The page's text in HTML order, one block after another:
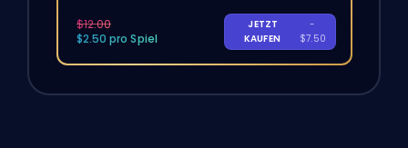
$12.00
$2.50 pro Spiel
JETZT
KAUFEN
-
$7.50